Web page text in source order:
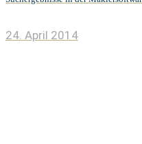
24. April 2014